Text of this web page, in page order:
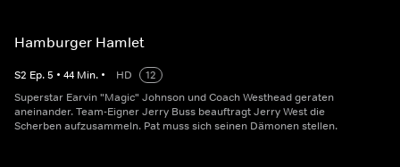
Hamburger Hamlet
S2 Ep.5 • 44 Min. • HD
12
Superstar Earvin "Magic" Johnson und Coach Westhead geraten
aneinander. Team-Eigner Jerry Buss beauftragt Jerry West die
Scherben aufzusammeln. Pat muss sich seinen Dämonen stellen.